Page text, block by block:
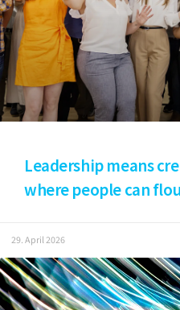
Leadership means
where people can
29. April 2026